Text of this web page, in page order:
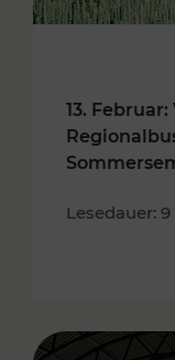
13.
Lesedauer: